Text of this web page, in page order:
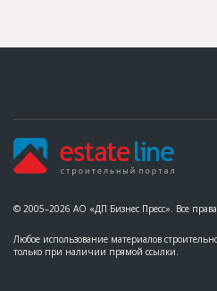
© 2005–2026 АО «ДП Бизнес Пресс». Все
Любое использование материалов
только при наличии прямой ссылки.